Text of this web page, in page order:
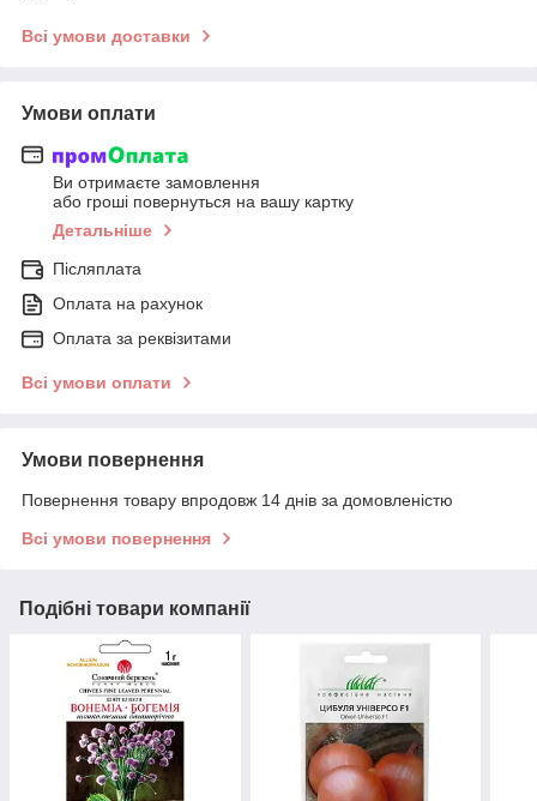
Всі умови доставки
Умови оплати
Ви отримаєте замовлення
або гроші повернуться на вашу картку
Детальніше
Післяплата
Оплата на рахунок
Оплата за реквізитами
Всі умови оплати
Умови повернення
Повернення товару впродовж 14 днів за домовленістю
Всі умови повернення
Подібні товари компанії